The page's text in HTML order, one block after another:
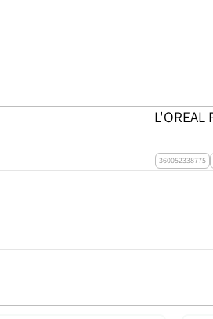
360052338775